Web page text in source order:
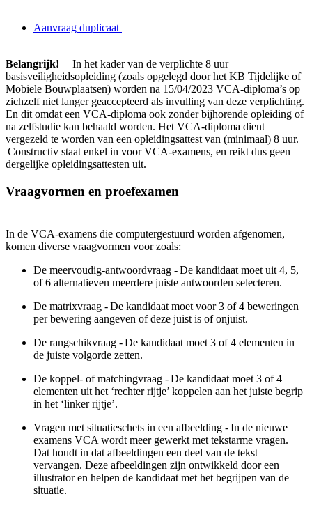
Aanvraag duplicaat
Belangrijk! – In het kader van de verplichte 8 uur
basisveiligheidsopleiding (zoals opgelegd door het KB Tijdelijke of
Mobiele Bouwplaatsen) worden na 15/04/2023 VCA-diploma’s op
zichzelf niet langer geaccepteerd als invulling van deze verplichting.
En dit omdat een VCA-diploma ook zonder bijhorende opleiding of
na zelfstudie kan behaald worden. Het VCA-diploma dient
vergezeld te worden van een opleidingsattest van (minimaal) 8 uur.
Constructiv staat enkel in voor VCA-examens, en reikt dus geen
dergelijke opleidingsattesten uit.
Vraagvormen en proefexamen
In de VCA-examens die computergestuurd worden afgenomen,
komen diverse vraagvormen voor zoals:
De meervoudig-antwoordvraag -De kandidaat moet uit 4, 5,
of 6 alternatieven meerdere juiste antwoorden selecteren.
De matrixvraag -De kandidaat moet voor 3 of 4 beweringen
per bewering aangeven of deze juist is of onjuist.
De rangschikvraag -De kandidaat moet 3 of 4 elementen in
de juiste volgorde zetten.
De koppel- of matchingvraag -De kandidaat moet 3 of 4
elementen uit het ‘rechter rijtje’ koppelen aan het juiste begrip
in het ‘linker rijtje’.
Vragen met situatieschets in een afbeelding -In de nieuwe
examens VCA wordt meer gewerkt met tekstarme vragen.
Dat houdt in dat afbeeldingen een deel van de tekst
vervangen. Deze afbeeldingen zijn ontwikkeld door een
illustrator en helpen de kandidaat met het begrijpen van de
situatie.